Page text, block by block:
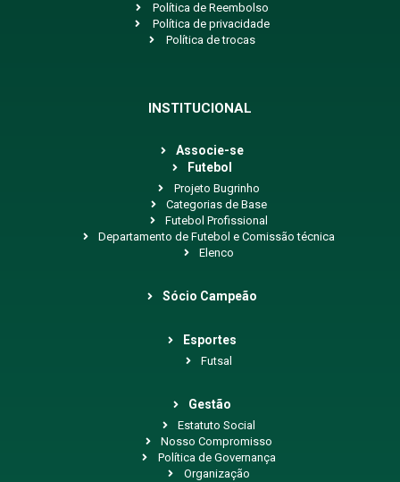
Política de Reembolso
Política de privacidade
Política de trocas
INSTITUCIONAL
Associe-se
Futebol
Projeto Bugrinho
Categorias de Base
Futebol Profissional
Departamento de Futebol e Comissão técnica
Elenco
Sócio Campeão
Esportes
Futsal
Gestão
Estatuto Social
Nosso Compromisso
Política de Governança
Organização